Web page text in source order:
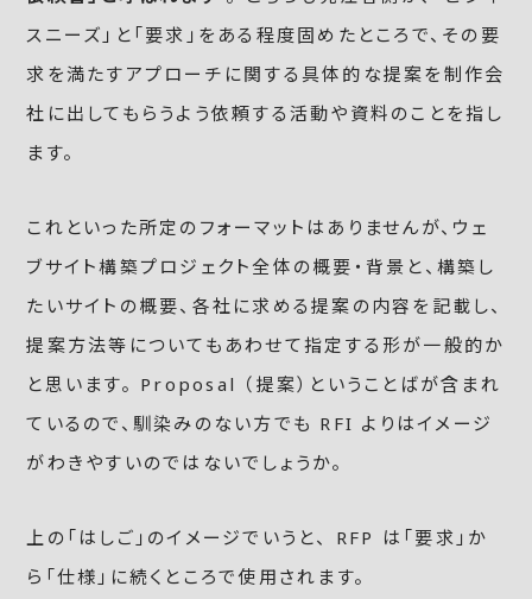
スニーズ」と「要求」をある程度固めたところで、その要
求を満たすアプローチに関する具体的な提案を制作会
社に出してもらうよう依頼する活動や資料のことを指し
ます。
これといった所定のフォーマットはありませんが、ウェ
ブサイト構築プロジェクト全体の概要・背景と、構築し
たいサイトの概要、各社に求める提案の内容を記載し、
提案方法等についてもあわせて指定する形が一般的か
と思います。 Proposal （提案）ということばが含まれ
ているので、馴染みのない方でも RFI よりはイメージ
がわきやすいのではないでしょうか。
上の「はしご」のイメージでいうと、 RFP は「要求」か
ら「仕様」に続くところで使用されます。